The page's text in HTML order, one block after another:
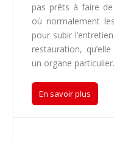
pas prêts à faire
où normalement
pour subir
restauration,
un organe particulier.
En savoir plus